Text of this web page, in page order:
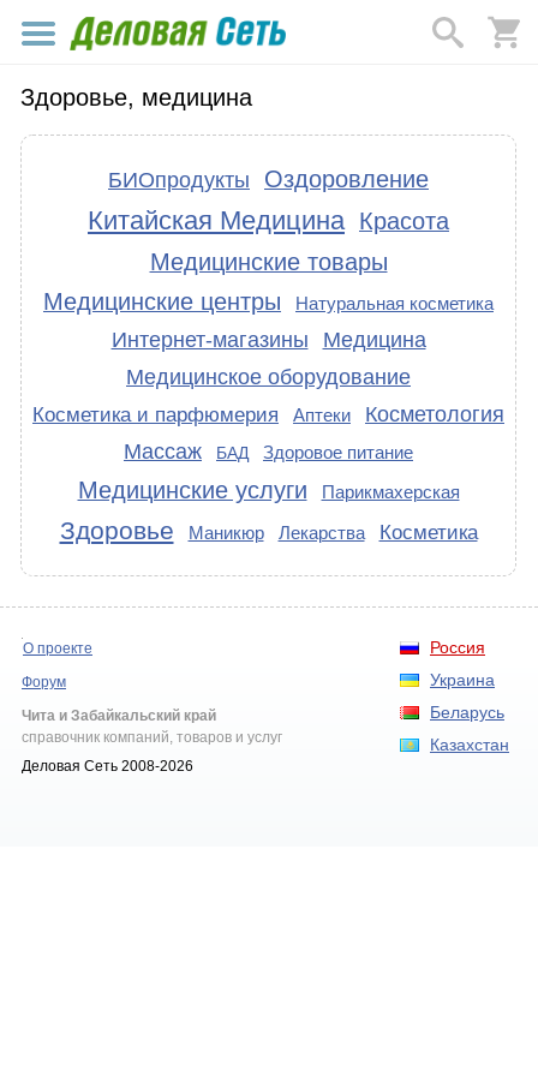
Здоровье, медицина
БИОпродукты Оздоровление
Китайская Медицина Красота
Медицинские товары
Медицинские центры
Натуральная косметика
Интернет-магазины
Медицина
Медицинское оборудование
Косметика и парфюмерия Аптеки
Косметология
Массаж
БАД Здоровое питание
Медицинские услуги Парикмахерская
Здоровье Маникюр Лекарства Косметика
Россия
Украина
Беларусь
Казахстан
О проекте
Форум
Чита и Забайкальский край
справочник компаний, товаров и услуг
Деловая Сеть 2008-2026